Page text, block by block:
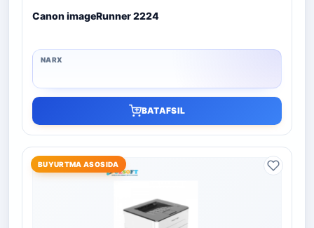
Canon imageRunner 2224
BATAFSIL
BUYURTMA ASOSIDA